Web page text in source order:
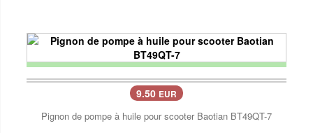
9.50 EUR
Pignon de pompe à huile pour scooter Baotian BT49QT-7